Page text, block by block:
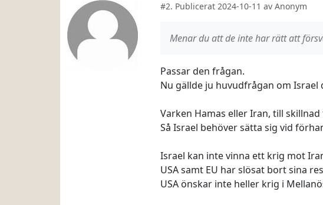
#2. Publicerat 2024-10-11 av Anonym
Menar du att de inte har rätt att
Passar den frågan.
Nu gällde ju huvudfrågan om
Varken Hamas eller Iran, till
Så Israel behöver sätta sig vid
Israel kan inte vinna ett krig mot
USA samt EU har slösat bort sina
USA önskar inte heller krig i